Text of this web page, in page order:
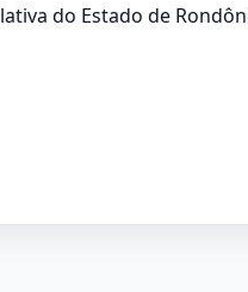
do Estado de